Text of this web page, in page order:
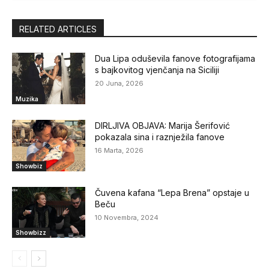
RELATED ARTICLES
Muzika
Dua Lipa oduševila fanove fotografijama
s bajkovitog vjenčanja na Siciliji
20 Juna, 2026
Showbiz
DIRLJIVA OBJAVA: Marija Šerifović
pokazala sina i raznježila fanove
16 Marta, 2026
Showbizz
Čuvena kafana “Lepa Brena” opstaje u
Beču
10 Novembra, 2024